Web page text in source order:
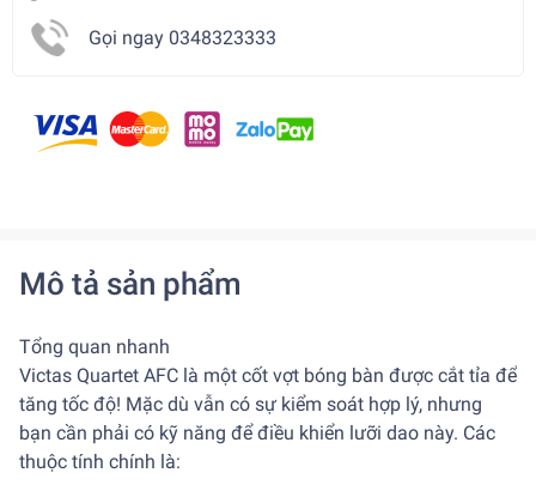
Gọi ngay 0348323333
Mô tả sản phẩm
Tổng quan nhanh
Victas Quartet AFC là một cốt vợt bóng bàn được cắt tỉa để
tăng tốc độ! Mặc dù vẫn có sự kiểm soát hợp lý, nhưng
bạn cần phải có kỹ năng để điều khiển lưỡi dao này. Các
thuộc tính chính là: